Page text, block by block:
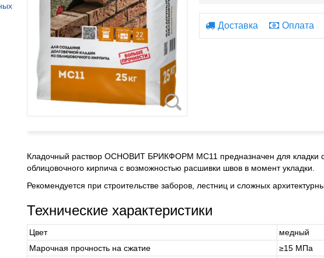
Доставка Оплата
Кладочный раствор ОСНОВИТ БРИКФОРМ МС11 предназначен для кладки
облицовочного кирпича с возможностью расшивки швов в момент укладки.
Рекомендуется при строительстве заборов, лестниц и сложных
Технические характеристики
Цвет
медный
Марочная прочность на сжатие
≥15 МПа